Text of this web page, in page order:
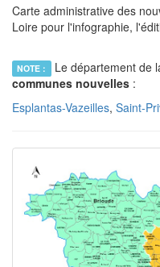
Carte administrative des
Loire pour l'infographie,
NOTE : Le département de
communes nouvelles :
Esplantas-Vazeilles, Saint-